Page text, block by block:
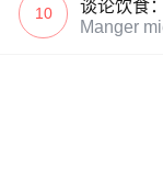
10
谈论饮食
Manger